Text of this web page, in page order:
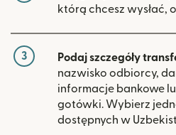
którą chcesz wysłać,
3 Podaj szczegóły
nazwisko odbiorcy,
informacje bankowe
gotówki. Wybierz
dostępnych w